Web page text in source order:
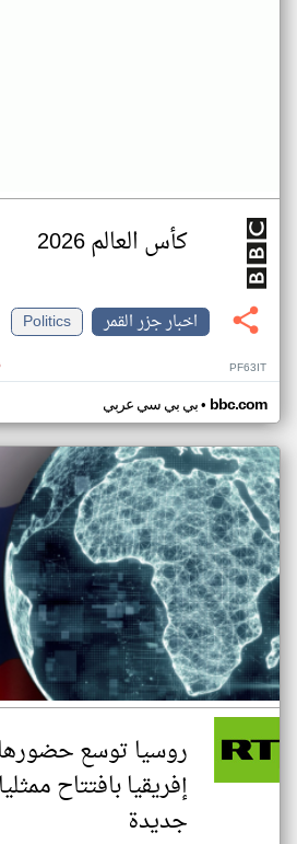
كأس العالم 2026
اخبار جزر القمر
Politics
PF63IT
بي بي سي عربي• bbc.com
روسيا توسع
جديدة